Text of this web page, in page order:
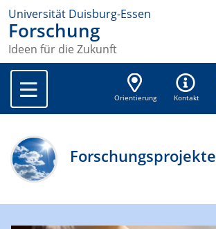
Universität Duisburg-Essen
Forschung
Ideen für die Zukunft
Orientierung Kontakt
Forschungsprojekte